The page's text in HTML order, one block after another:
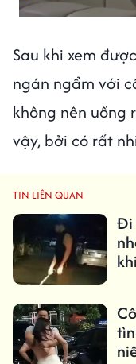
Sau khi xem
ngán ngẩm với
không nên uống
vậy, bởi có rất
TIN LIÊN QUAN
Đi